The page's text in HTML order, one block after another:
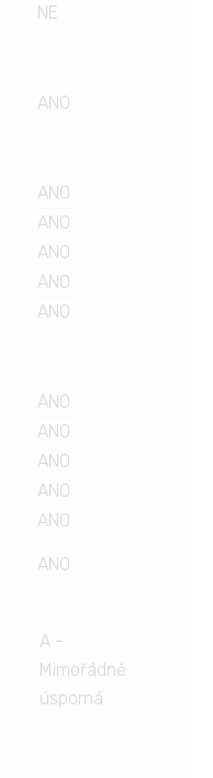
NE
ANO
ANO
ANO
ANO
ANO
ANO
ANO
ANO
ANO
ANO
ANO
ANO
A -
Mimořádně
úsporná